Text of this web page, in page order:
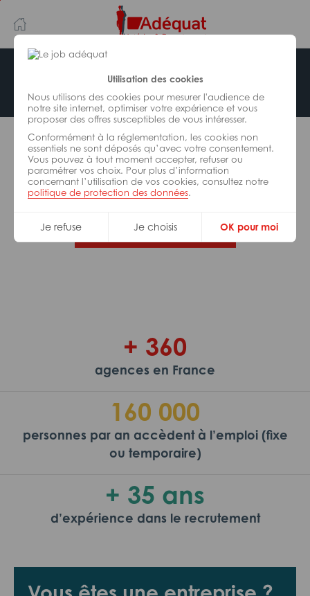
Utilisation des cookies
Nous utilisons des cookies pour mesurer l'audience de
notre site internet, optimiser votre expérience et vous
proposer des offres susceptibles de vous intéresser.
Conformément à la réglementation, les cookies non
essentiels ne sont déposés qu’avec votre consentement.
Vous pouvez à tout moment accepter, refuser ou
paramétrer vos choix. Pour plus d’information
concernant l’utilisation de vos cookies, consultez notre
politique de protection des données.
Je refuse Je choisis OK pour moi
au
contenu
principal
navigation
Offre indisponible
L’offre d’emploi que vous tentez de consulter n’est
plus disponible.
De nombreuses autres missions peuvent vous
correspondre, consultez toutes nos offres.
Trouvez votre job Adéquat !
+ 360
agences en France
160 000
personnes par an accèdent à l’emploi (fixe
ou temporaire)
+ 35 ans
d’expérience dans le recrutement